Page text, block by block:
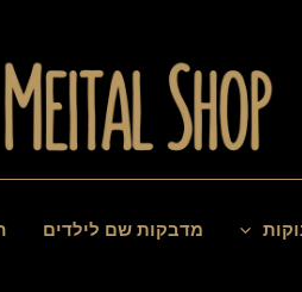
מדבקות שם לילדים
כמות
קרש